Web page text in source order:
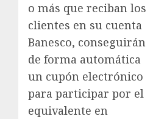
o más que reciban los
clientes en su cuenta
Banesco, conseguirán
de forma automática
un cupón electrónico
para participar por el
equivalente en